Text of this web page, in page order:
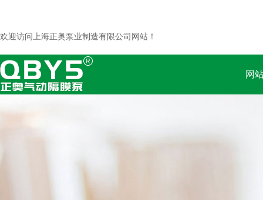
欢迎访问上海正奥泵业制造有限公司网站！
网